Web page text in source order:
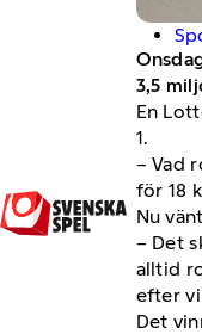
3,5
En
1.
– Vad
för 18
Nu
– Det
alltid
efter
Det